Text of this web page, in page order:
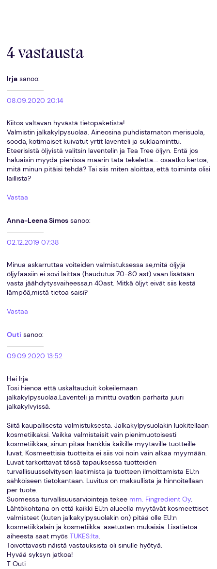
4 vastausta
Irja sanoo:
08.09.2020 20:14
Kiitos valtavan hyvästä tietopaketista!
Valmistin jalkakylpysuolaa. Aineosina puhdistamaton merisuola,
sooda, kotimaiset kuivatut yrtit laventeli ja suklaaminttu.
Eteerisistä öljyistä valitsin laventelin ja Tea Tree öljyn. Entä jos
haluaisin myydä pienissä määrin tätä tekelettä…. osaatko kertoa,
mitä minun pitäisi tehdä? Tai siis miten aloittaa, että toiminta olisi
laillista?
Vastaa
Anna-Leena Simos sanoo:
02.12.2019 07:38
Minua askarruttaa voiteiden valmistuksessa se,mitä öljyjä
öljyfaasiin ei sovi laittaa (haudutus 70-80 ast) vaan lisätään
vasta jäähdytysvaiheessa,n 40ast. Mitkä öljyt eivät siis kestä
lämpöä,mistä tietoa saisi?
Vastaa
Outi sanoo:
09.09.2020 13:52
Hei Irja
Tosi hienoa että uskaltauduit kokeilemaan
jalkakylpysuolaa.Laventeli ja minttu ovatkin parhaita juuri
jalkakylvyissä.
Siitä kaupallisesta valmistuksesta. Jalkakylpysuolakin luokitellaan
kosmetiikaksi. Vaikka valmistaisit vain pienimuotoisesti
kosmetiikkaa, sinun pitää hankkia kaikille myytäville tuotteille
luvat. Kosmeettisia tuotteita ei siis voi noin vain alkaa myymään.
Luvat tarkoittavat tässä tapauksessa tuotteiden
turvallisuusselvitysen laatimista ja tuotteen ilmoittamista EU:n
sähköiseen tietokantaan. Luvitus on maksullista ja hinnoitellaan
per tuote.
Suomessa turvallisuusarviointeja tekee mm. Fingredient Oy.
Lähtökohtana on että kaikki EU:n alueella myytävät kosmeettiset
valmisteet (kuten jalkakylpysuolakin on) pitää olle EU:n
kosmetiikkalain ja kosmetiikka-asetusten mukaisia. Lisätietoa
aiheesta saat myös TUKES:lta.
Toivottavasti näistä vastauksista oli sinulle hyötyä.
Hyvää syksyn jatkoa!
T Outi